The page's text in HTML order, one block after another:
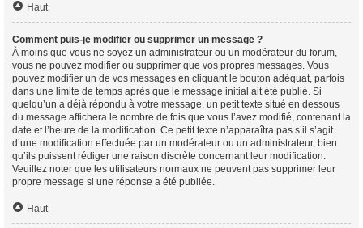
Haut
Comment puis-je modifier ou supprimer un message ?
À moins que vous ne soyez un administrateur ou un modérateur du forum,
vous ne pouvez modifier ou supprimer que vos propres messages. Vous
pouvez modifier un de vos messages en cliquant le bouton adéquat, parfois
dans une limite de temps après que le message initial ait été publié. Si
quelqu’un a déjà répondu à votre message, un petit texte situé en dessous
du message affichera le nombre de fois que vous l’avez modifié, contenant la
date et l’heure de la modification. Ce petit texte n’apparaîtra pas s’il s’agit
d’une modification effectuée par un modérateur ou un administrateur, bien
qu’ils puissent rédiger une raison discrète concernant leur modification.
Veuillez noter que les utilisateurs normaux ne peuvent pas supprimer leur
propre message si une réponse a été publiée.
Haut